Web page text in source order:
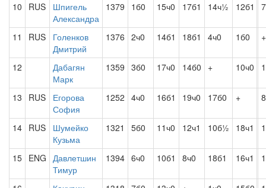
10 RUS
Шпигель
Александра
1379 1б0 15ч0 17б1 14ч½ 12б1
11 RUS
Голенков
Дмитрий
1376 2ч0 14б1 18б1 4ч0 1б0 +
12
Дабагян
Марк
1359 3б0 17ч0 14б0 + 10ч0
13 RUS
Егорова
София
1252 4ч0 16б1 19ч0 17б0 +
14 RUS
Шумейко
Кузьма
1321 5б0 11ч0 12ч1 10б½ 18ч1
15 ENG Давлетшин
Тимур
1394 6ч0 10б1 8ч0 18б1 16ч1